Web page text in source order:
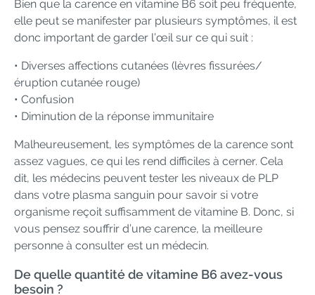
Bien que la carence en vitamine B6 soit peu fréquente,
elle peut se manifester par plusieurs symptômes, il est
donc important de garder l’œil sur ce qui suit :
• Diverses affections cutanées (lèvres fissurées/
éruption cutanée rouge)
• Confusion
• Diminution de la réponse immunitaire
Malheureusement, les symptômes de la carence sont
assez vagues, ce qui les rend difficiles à cerner. Cela
dit, les médecins peuvent tester les niveaux de PLP
dans votre plasma sanguin pour savoir si votre
organisme reçoit suffisamment de vitamine B. Donc, si
vous pensez souffrir d’une carence, la meilleure
personne à consulter est un médecin.
De quelle quantité de vitamine B6 avez-vous
besoin ?